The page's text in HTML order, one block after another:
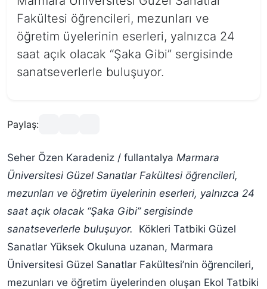
Fakültesi öğrencileri, mezunları ve
öğretim üyelerinin eserleri, yalnızca 24
saat açık olacak “Şaka Gibi” sergisinde
sanatseverlerle buluşuyor.
Paylaş:
Seher Özen Karadeniz / fullantalya Marmara
Üniversitesi Güzel Sanatlar Fakültesi öğrencileri,
mezunları ve öğretim üyelerinin eserleri, yalnızca 24
saat açık olacak “Şaka Gibi” sergisinde
sanatseverlerle buluşuyor.
Kökleri Tatbiki Güzel
Sanatlar Yüksek Okuluna uzanan, Marmara
Üniversitesi Güzel Sanatlar Fakültesi’nin öğrencileri,
mezunları ve öğretim üyelerinden oluşan Ekol Tatbiki